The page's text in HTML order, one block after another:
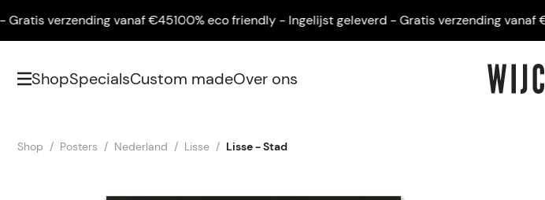
verzending vanaf €45100% eco friendly - Ingelijst geleverd - Gratis verzending vanaf €45
ShopSpecialsCustom madeOver ons
Shop Posters Nederland Lisse Lisse - Stad